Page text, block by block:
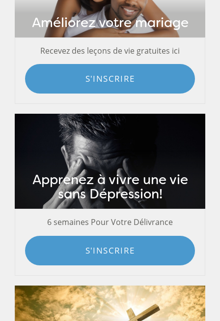
Améliorez votre mariage
Recevez des leçons de vie gratuites ici
S'INSCRIRE
Apprenez à vivre une vie
sans Dépression!
6 semaines Pour Votre Délivrance
S'INSCRIRE